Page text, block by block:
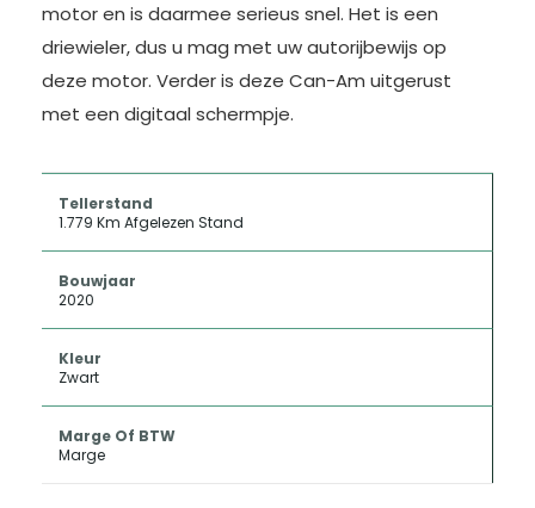
motor en is daarmee serieus snel. Het is een
driewieler, dus u mag met uw autorijbewijs op
deze motor. Verder is deze Can-Am uitgerust
met een digitaal schermpje.
Tellerstand
1.779 Km Afgelezen Stand
Bouwjaar
2020
Kleur
Zwart
Marge Of BTW
Marge